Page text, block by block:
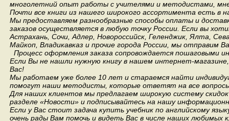
многолетний опыт работы с учителями и методистами,
Почти все книги из нашего широкого ассортимента есть в
Мы предоставляем разнообразные способы оплаты и
заказов осуществляется в любую точку России. Если вы
Астрахань, Сочи, Адлер, Новороссийск, Геленджик, Ялта,
Майкоп, Владикавказ и прочие города России, мы отправим
Процесс оформления заказа сопровождается пошаговыми
Если Вы не нашли нужную книгу в нашем интернет-
Вас!
Мы работаем уже более 10 лет и стараемся найти
помогут наши методисты, которые ответят на все
Для наших клиентов мы предлагаем широкую систему
разделе «Новости» и подписывайтесь на нашу
Если у Вас стоит задача купить учебник по английскому
очень рады Вам помочь и видеть Вас в числе наших любимых